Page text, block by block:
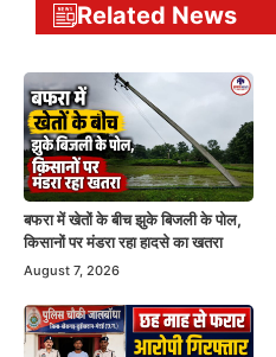
Related News
बफरा में खेतों के बीच झुके बिजली के पोल,
किसानों पर मंडरा रहा हादसे का खतरा
August 7, 2026